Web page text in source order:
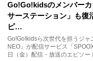
Go!Go!kidsのメンバー
サーステーション」も復
ピ…
Go!Go!kidsら次世代を担うジャ
NEO』が配信サービス「
日（金）配信・放送のエピソ